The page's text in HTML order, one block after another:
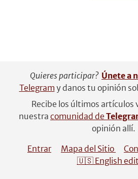
Quieres participar? Únete a
Telegram y danos tu opinión
Recibe los últimos artículos
nuestra comunidad de
opinión allí.
Entrar
Mapa del Sitio
🇺🇸 English